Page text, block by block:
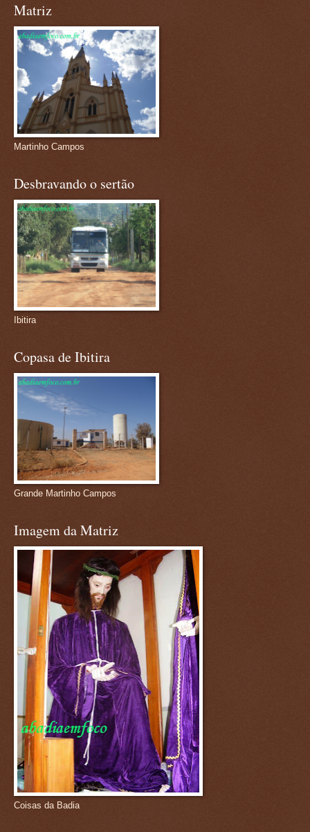
Matriz
Martinho Campos
Desbravando o sertão
Ibitira
Copasa de Ibitira
Grande Martinho Campos
Imagem da Matriz
Coisas da Badia